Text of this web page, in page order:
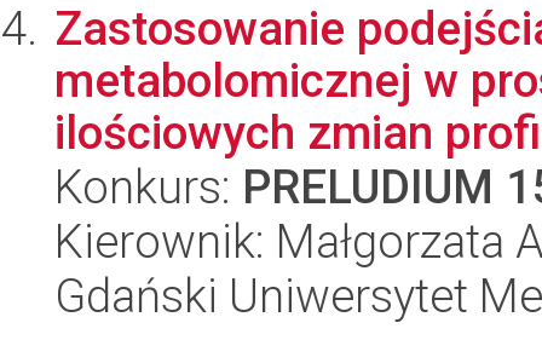
Zastosowanie
metabolomicznej w
ilościowych zmian
Konkurs: PRELUDIUM
Kierownik: Małgorzata
Gdański Uniwersytet